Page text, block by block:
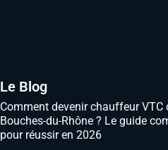
Le Blog
Comment devenir chauffeur VTC
Bouches-du-Rhône ? Le guide
pour réussir en 2026